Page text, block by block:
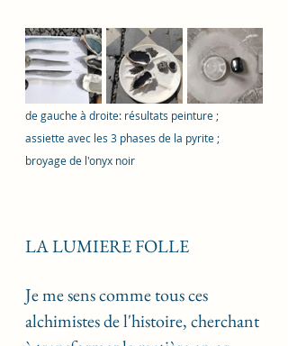
de gauche à droite: résultats peinture ;
assiette avec les 3 phases de la pyrite ;
broyage de l'onyx noir
LA LUMIERE FOLLE
Je me sens comme tous ces
alchimistes de l'histoire, cherchant